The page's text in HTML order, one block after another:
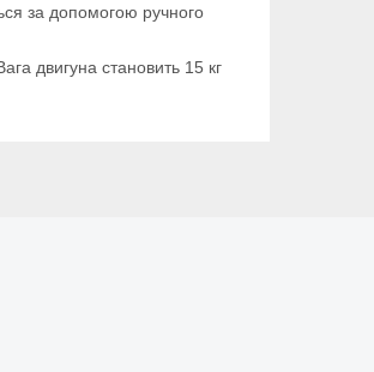
за допомогою ручного
двигуна становить 15 кг